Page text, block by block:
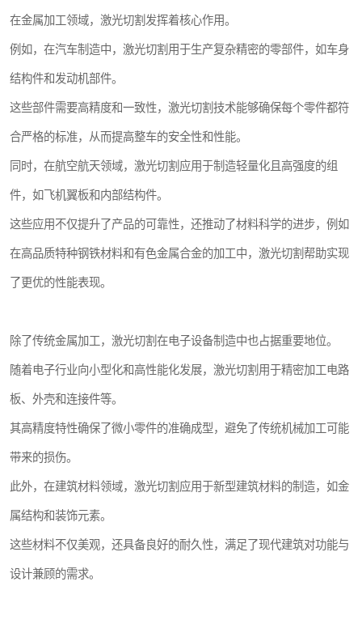
在金属加工领域，激光切割发挥着核心作用。
例如，在汽车制造中，激光切割用于生产复杂精密的零部件，如车身
结构件和发动机部件。
这些部件需要高精度和一致性，激光切割技术能够确保每个零件都符
合严格的标准，从而提高整车的安全性和性能。
同时，在航空航天领域，激光切割应用于制造轻量化且高强度的组
件，如飞机翼板和内部结构件。
这些应用不仅提升了产品的可靠性，还推动了材料科学的进步，例如
在高品质特种钢铁材料和有色金属合金的加工中，激光切割帮助实现
了更优的性能表现。
除了传统金属加工，激光切割在电子设备制造中也占据重要地位。
随着电子行业向小型化和高性能化发展，激光切割用于精密加工电路
板、外壳和连接件等。
其高精度特性确保了微小零件的准确成型，避免了传统机械加工可能
带来的损伤。
此外，在建筑材料领域，激光切割应用于新型建筑材料的制造，如金
属结构和装饰元素。
这些材料不仅美观，还具备良好的耐久性，满足了现代建筑对功能与
设计兼顾的需求。